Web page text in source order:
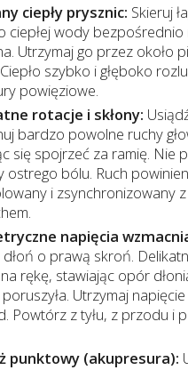
ciepły prysznic: Skieruj
ciepłej wody bezpośrednio
Utrzymaj go przez około
szybko i głęboko
powięziowe.
rotacje i skłony:
bardzo powolne ruchy
się spojrzeć za ramię. Nie
ostrego bólu. Ruch
i zsynchronizowany z
napięcia
o prawą skroń.
na rękę, stawiając opór
poruszyła. Utrzymaj
Powtórz z tyłu, z przodu i
punktowy (akupresura):